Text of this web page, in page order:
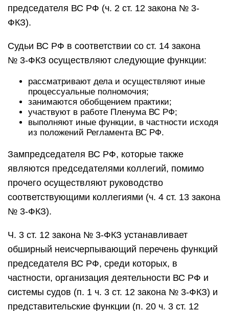
председателя ВС РФ (ч. 2 ст. 12 закона № 3-
ФКЗ).
Судьи ВС РФ в соответствии со ст. 14 закона
№ 3-ФКЗ осуществляют следующие функции:
рассматривают дела и осуществляют иные
процессуальные полномочия;
занимаются обобщением практики;
участвуют в работе Пленума ВС РФ;
выполняют иные функции, в частности исходя
из положений Регламента ВС РФ.
Зампредседателя ВС РФ, которые также
являются председателями коллегий, помимо
прочего осуществляют руководство
соответствующими коллегиями (ч. 4 ст. 13 закона
№ 3-ФКЗ).
Ч. 3 ст. 12 закона № 3-ФКЗ устанавливает
обширный неисчерпывающий перечень функций
председателя ВС РФ, среди которых, в
частности, организация деятельности ВС РФ и
системы судов (п. 1 ч. 3 ст. 12 закона № 3-ФКЗ) и
представительские функции (п. 20 ч. 3 ст. 12